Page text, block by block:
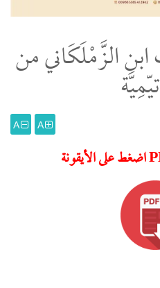
الزَّمْلَكَاني من
A
A